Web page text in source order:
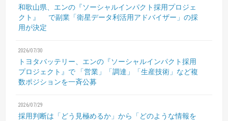
和歌山県、エンの『ソーシャルインパクト採用プロジェ
クト』
で副業「衛星データ利活用アドバイザー」の採
用が決定
2026/07/30
トヨタバッテリー、エンの『ソーシャルインパクト採用
プロジェクト』で 「営業」「調達」「生産技術」など複
数ポジションを一斉公募
2026/07/29
採用判断は「どう見極めるか」から「どのような情報を